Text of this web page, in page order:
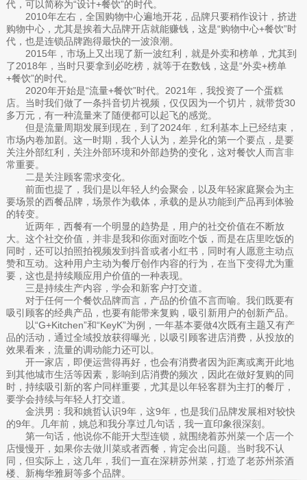
代，可以简称为“设计+餐饮”的时代。
2010年左右，全国购物中心遍地开花，品牌只要稍作设计，挤进
购物中心，尤其是挨着大品牌开店就能赚钱，这是“购物中心+餐饮”时
代，也是连锁品牌跑得最快的一波浪潮。
2015年，市场上又出现了新一波红利，就是外卖和榜单，尤其到
了2018年，当时只要拿到必吃榜，就等于在数钱，这是“外卖+榜单
+餐饮”的时代。
2020年开始是“流量+餐饮”时代。2021年，我投资了一个蛋糕
店。当时我们做了一条抖音切片视频，仅仅因为一个切片，就带货30
多万元，有一种流量来了随便都可以起飞的感觉。
但是流量周期发展到现在，到了2024年，红利基本上已经结束，
市场内卷加剧。这一时期，我个人认为，差异化的第一个要点，是要
关注外部红利，关注外部环境和外部趋势的变化，这对餐饮人而言非
常重要。
二是关注顾客需求变化。
前面也提了，我们是以年轻人约会聚会，以及年轻家庭聚会为主
要场景的西餐品牌，场景作为载体，承载的是从功能到产品再到体验
的转变。
近两年，西餐有一个明显的趋势是，用户的社交价值在不断放
大。这个社交价值，并非是我和你面对面吃个饭，而是在店里吃饭的
同时，还可以拍照拍视频发到抖音或者小红书，同时有人愿意主动点
赞和互动。这种用户主动为餐厅创作内容的行为，在当下变得尤为重
要，这也是持续顺应用户价值的一种表现。
三是持续生产内容，学会和新客户打交道。
对于任何一个餐饮品牌而言，产品的价值不言而喻。我们既要有
吸引顾客的经典产品，也要有能带来复购，吸引新用户的创新产品。
以“G+Kitchen”和“KeyK”为例，一年基本要做4次既有主题又有产
品的活动，通过全域投放获得曝光，以吸引顾客进店消费，从投放的
效果看来，流量的调动能力还可以。
开一家店，即便运营得再好，也会有消费者因为距离或离开此地
到其他城市生活等因素，影响到店消费的频次，因此在做好复购的同
时，持续吸引新的客户同样重要，尤其是以年轻客群为主打的餐厅，
要学会持续与年轻人打交道。
金洪男：我和姚哲认识9年，这9年，也是我们品牌发展相对较快
的9年。几年前，姚总和我分享过几句话，我一直印象很深刻。
第一句话，他说你不能开大型连锁，就围绕着苏州菜一个店一个
店慢慢开，如果你去做川菜或者西餐，肯定会出问题。当时我不认
同，但实际上，这几年，我们一直在深耕苏州菜，打造了老苏州茶酒
楼、新梅华雅厨等多个品牌。